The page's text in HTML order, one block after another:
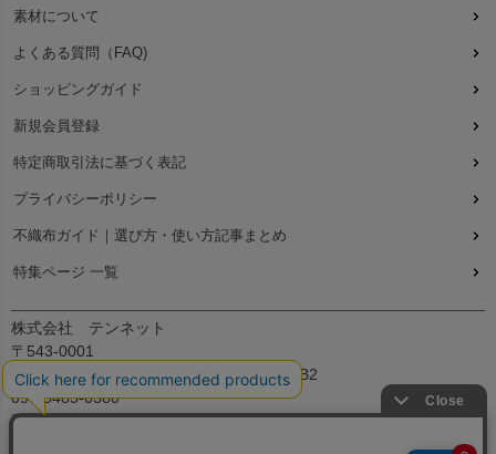
素材について
よくある質問（FAQ)
ショッピングガイド
新規会員登録
特定商取引法に基づく表記
プライバシーポリシー
不織布ガイド｜選び方・使い方記事まとめ
特集ページ 一覧
株式会社 テンネット
〒543-0001
大阪府大阪市天王寺区上本町7丁目2-23-5B2
090-8485-0380
平日：9:30～12:00、13:00～17:00